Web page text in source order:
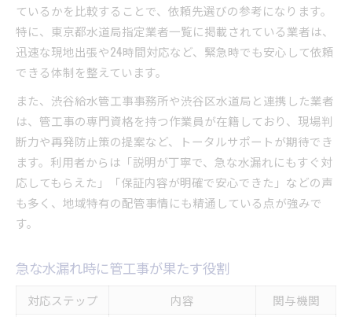
信頼できる管工事とそうでない業者の違い
東京都水道局指定の管工事が選ばれる理由
東京都水道局指定業者の特徴比較表
指定業者ならではの安心ポイント解説
管工事の安全性が高まる理由を探る
指定業者選びのメリットと注意点
東京都管工事組合の役割と信頼性
水漏れなどの困りごとを素早く解決する方法
水漏れトラブル解決の流れ早見表
管工事依頼の手順とポイントを解説
トラブルを未然に防ぐ管工事のコツ
ているかを比較することで、依頼先選びの参考になります。
特に、東京都水道局指定業者一覧に掲載されている業者は、
迅速な現地出張や24時間対応など、緊急時でも安心して依頼
できる体制を整えています。
また、渋谷給水管工事事務所や渋谷区水道局と連携した業者
は、管工事の専門資格を持つ作業員が在籍しており、現場判
断力や再発防止策の提案など、トータルサポートが期待でき
ます。利用者からは「説明が丁寧で、急な水漏れにもすぐ対
応してもらえた」「保証内容が明確で安心できた」などの声
も多く、地域特有の配管事情にも精通している点が強みで
す。
急な水漏れ時に管工事が果たす役割
対応ステップ 内容
関与機関